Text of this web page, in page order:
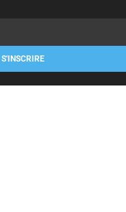
S'INSCRIRE